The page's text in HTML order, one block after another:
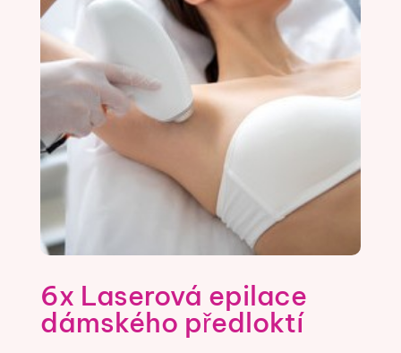
6x Laserová epilace
dámského předloktí